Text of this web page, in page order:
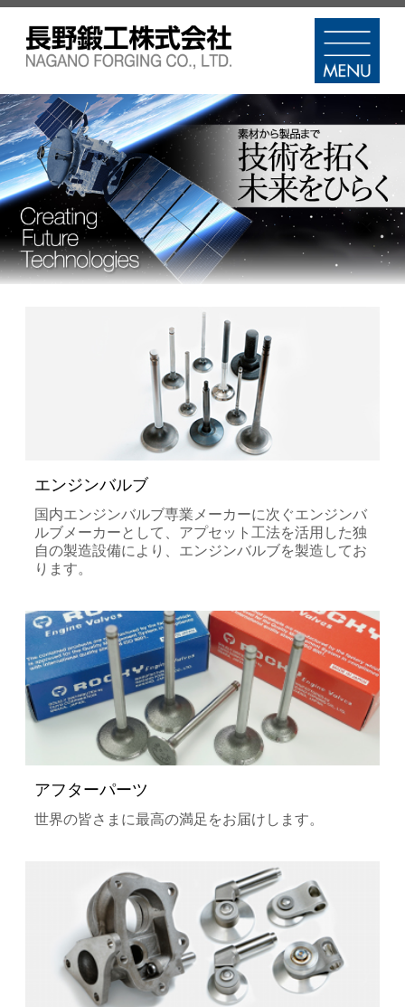
エンジンバルブ
国内エンジンバルブ専業メーカーに次ぐエンジンバ
ルブメーカーとして、アプセット工法を活用した独
自の製造設備により、エンジンバルブを製造してお
ります。
アフターパーツ
世界の皆さまに最高の満足をお届けします。